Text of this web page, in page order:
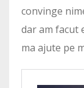
convinge
dar am facut
ma ajute pe